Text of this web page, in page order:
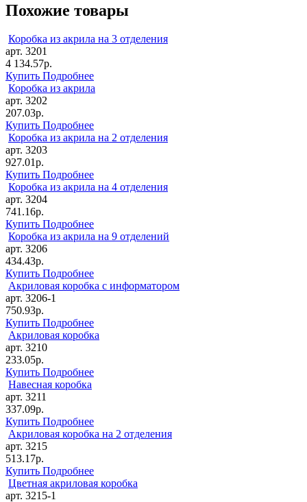
Похожие товары
Коробка из акрила на 3 отделения
арт. 3201
4 134.57р.
Купить Подробнее
Коробка из акрила
арт. 3202
207.03р.
Купить Подробнее
Коробка из акрила на 2 отделения
арт. 3203
927.01р.
Купить Подробнее
Коробка из акрила на 4 отделения
арт. 3204
741.16р.
Купить Подробнее
Коробка из акрила на 9 отделений
арт. 3206
434.43р.
Купить Подробнее
Акриловая коробка с информатором
арт. 3206-1
750.93р.
Купить Подробнее
Акриловая коробка
арт. 3210
233.05р.
Купить Подробнее
Навесная коробка
арт. 3211
337.09р.
Купить Подробнее
Акриловая коробка на 2 отделения
арт. 3215
513.17р.
Купить Подробнее
Цветная акриловая коробка
арт. 3215-1